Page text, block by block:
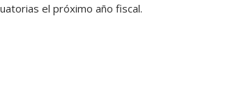
el próximo año fiscal.